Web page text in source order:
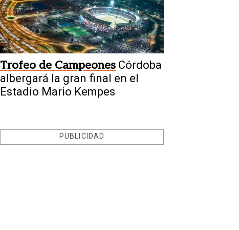
Trofeo de Campeones Córdoba
albergará la gran final en el
Estadio Mario Kempes
PUBLICIDAD